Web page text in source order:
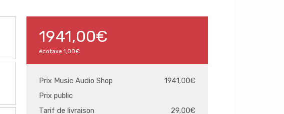
1941,00€
écotaxe 1,00€
Prix Music Audio Shop
1941,00€
Prix public
Tarif de livraison
29,00€